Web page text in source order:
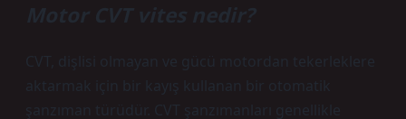
Motor CVT vites nedir?
CVT, dişlisi olmayan ve gücü motordan tekerleklere
aktarmak için bir kayış kullanan bir otomatik
şanzıman türüdür. CVT şanzımanları genellikle